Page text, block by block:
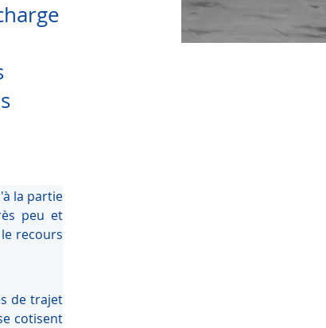
la partie
peu et
recours
de trajet
cotisent